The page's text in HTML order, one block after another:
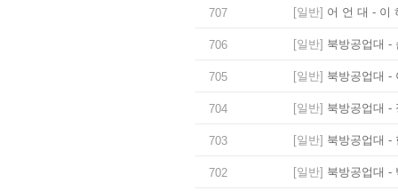
707 [일반] 어 언 대 - 이
706 [일반] 북방공업대 -
705 [일반] 북방공업대 -
704 [일반] 북방공업대 -
703 [일반] 북방공업대 -
702 [일반] 북방공업대 -